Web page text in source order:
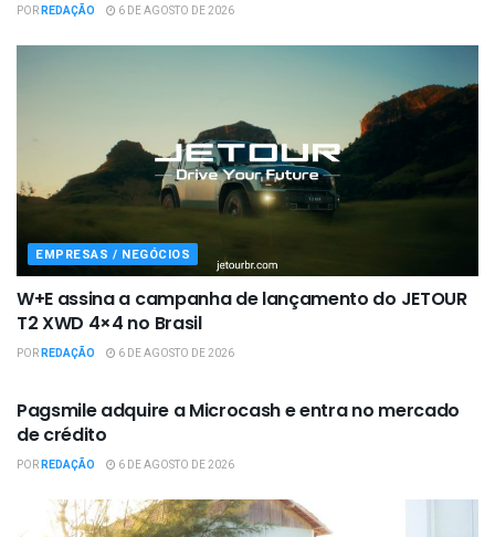
PORREDAÇÃO 6 DE AGOSTO DE 2026
EMPRESAS / NEGÓCIOS
W+E assina a campanha de lançamento do JETOUR
T2 XWD 4×4 no Brasil
PORREDAÇÃO 6 DE AGOSTO DE 2026
Pagsmile adquire a Microcash e entra no mercado
de crédito
PORREDAÇÃO 6 DE AGOSTO DE 2026